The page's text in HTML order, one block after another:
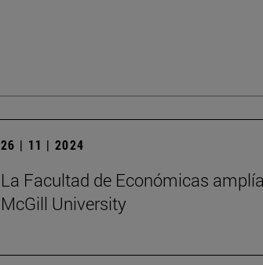
26 | 11 | 2024
La Facultad de Económicas
McGill University